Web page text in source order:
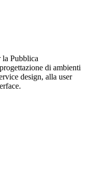
la Pubblica
di ambienti
design, alla user